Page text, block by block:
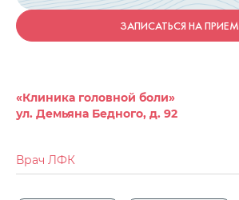
ЗАПИСАТЬСЯ НА ПРИЕМ
«Клиника головной боли»
ул. Демьяна Бедного, д. 92
Врач ЛФК